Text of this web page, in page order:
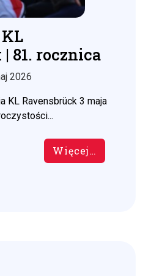
81. rocznica
2026
KL Ravensbrück 3 maja
Więcej…